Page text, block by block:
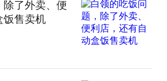
除了外卖、便
饭售卖机